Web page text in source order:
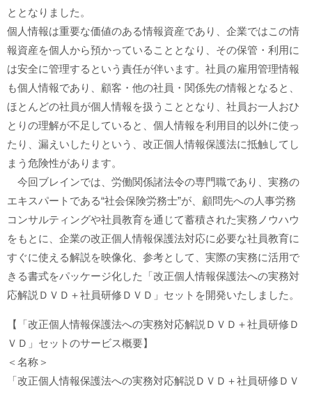
ととなりました。
個人情報は重要な価値のある情報資産であり、企業ではこの情
報資産を個人から預かっていることとなり、その保管・利用に
は安全に管理するという責任が伴います。社員の雇用管理情報
も個人情報であり、顧客・他の社員・関係先の情報となると、
ほとんどの社員が個人情報を扱うこととなり、社員お一人おひ
とりの理解が不足していると、個人情報を利用目的以外に使っ
たり、漏えいしたりという、改正個人情報保護法に抵触してし
まう危険性があります。
今回ブレインでは、労働関係諸法令の専門職であり、実務の
エキスパートである“社会保険労務士”が、顧問先への人事労務
コンサルティングや社員教育を通じて蓄積された実務ノウハウ
をもとに、企業の改正個人情報保護法対応に必要な社員教育に
すぐに使える解説を映像化、参考として、実際の実務に活用で
きる書式をパッケージ化した「改正個人情報保護法への実務対
応解説ＤＶＤ＋社員研修ＤＶＤ」セットを開発いたしました。
【「改正個人情報保護法への実務対応解説ＤＶＤ＋社員研修Ｄ
ＶＤ」セットのサービス概要】
＜名称＞
「改正個人情報保護法への実務対応解説ＤＶＤ＋社員研修ＤＶ